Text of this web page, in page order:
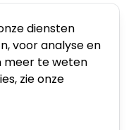
diensten
voor analyse en
meer te weten
zie onze
Leasen,
of Kopen?